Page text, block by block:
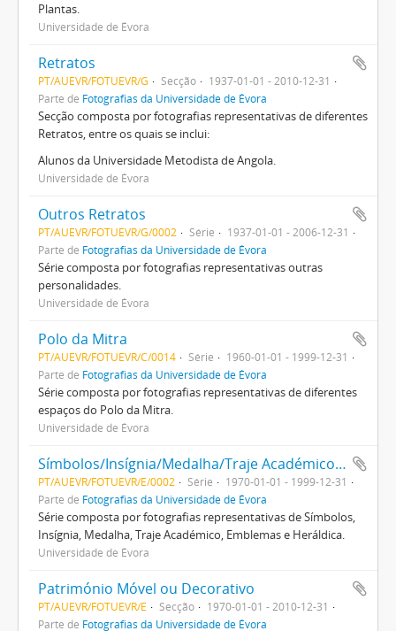
Plantas.
Universidade de Évora
Retratos
PT/AUEVR/FOTUEVR/G Secção
1937-01-01 - 2010-12-31
Parte de Fotografias da Universidade de Évora
Secção composta por fotografias representativas de diferentes
Retratos, entre os quais se inclui:
Alunos da Universidade Metodista de Angola.
Universidade de Évora
Outros Retratos
PT/AUEVR/FOTUEVR/G/0002 Série
1937-01-01 - 2006-12-31
Parte de Fotografias da Universidade de Évora
Série composta por fotografias representativas outras
personalidades.
Universidade de Évora
Polo da Mitra
PT/AUEVR/FOTUEVR/C/0014 Série
1960-01-01 - 1999-12-31
Parte de Fotografias da Universidade de Évora
Série composta por fotografias representativas de diferentes
espaços do Polo da Mitra.
Universidade de Évora
Símbolos/Insígnia/Medalha/Traje Académico/Emblemas/Heráldica
PT/AUEVR/FOTUEVR/E/0002 Série
1970-01-01 - 1999-12-31
Parte de Fotografias da Universidade de Évora
Série composta por fotografias representativas de Símbolos,
Insígnia, Medalha, Traje Académico, Emblemas e Heráldica.
Universidade de Évora
Património Móvel ou Decorativo
PT/AUEVR/FOTUEVR/E Secção
1970-01-01 - 2010-12-31
Parte de Fotografias da Universidade de Évora